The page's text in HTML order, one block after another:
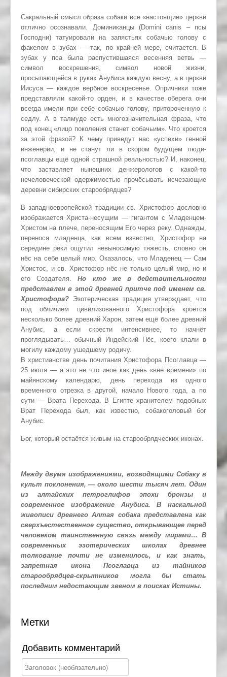
Сакральный смысл образа собаки все «настоящие» церкви
отлично осознавали. Доминиканцы (Domini canis – псы
Господни) татуировали на запястьях собачью голову с
факелом в зубах — так, по крайней мере, считается. В
зубах у пса была распустившаяся весенняя ветвь —
символ воскрешения, символ новой жизни,
просыпающейся в руках Анубиса каждую весну, а в церкви
Иисуса — каждое вербное воскресенье. Опричники тоже
представляли какой-то орден, и в качестве оберега они
всегда имели при себе собачью голову, притороченную к
седлу. А в талмуде есть многозначительная фраза, что
под конец «лицо поколения станет собачьим». Что кроется
за этой фразой? К чему приведут нас «успехи» генной
инженерии, и не станут ли в скором будущем люди-
псоглавцы ещё одной страшной реальностью? И, наконец,
что заставляет нынешних денжерологов с какой-то
нечеловеческой одержимостью прочёсывать исчезающие
деревни сибирских старообрядцев?
В западноевропейской традиции св. Христофор дословно
изображается Христа-несущим — гигантом с Младенцем-
Христом на плече, переносящим Его через реку. Однажды,
перенося младенца, как всем известно, Христофор на
середине реки ощутил невыносимую тяжесть, словно он
нёс на себе целый мир. Оказалось, что Младенец — Сам
Христос, и св. Христофор нёс не только целый мир, но и
его Создателя.Но кто же в действительности
представлен в этой древней притче под именем св.
Христофора? Эзотерическая традиция утверждает, что
под обличием цивилизованного Христофора кроется
несколько более древний Харон, затем ещё более древний
Анубис, а если скрести интенсивнее, то начнёт
проглядывать… обычный Индейский Пёс, коего клали в
могилу каждому ушедшему родичу.
В христианстве день почитания Христофора Псоглавца —
25 июля — а это не что иное как день «вне времени» по
майянскому календарю, день перехода из одного
временного отрезка в другой, начало Нового года, а по
сути — Врата Перехода. В Египте хранителем подобных
Врат Перехода был, как известно, собакоголовый бог
Анубис.
Бог, который остаётся живым на старообрядческих иконах.
Между двумя изображениями, возводящими Собаку в
культ поклонения, — около шести тысяч лет. Один
из алтайских петроглифов эпохи бронзы и
современное изображение Анубиса. В наскальной
живописи древнего Алтая собака представлена как
сверхъестественное существо, открывающее перед
человеком таинственную связь между мирами… В
современных эзотерических школах древнее
толкование почти не изменилось, и как знать,
запретная икона Псоглавца из тайников
старообрядцев-скрытников могла бы стать
последним недостающим звеном в поисках Истины.
Метки
Добавить комментарий